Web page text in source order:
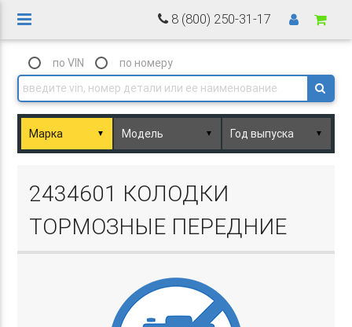
8 (800) 250-31-17
по VIN по номеру
▼ ▼ ▼
2434601 КОЛОДКИ
ТОРМОЗНЫЕ ПЕРЕДНИЕ